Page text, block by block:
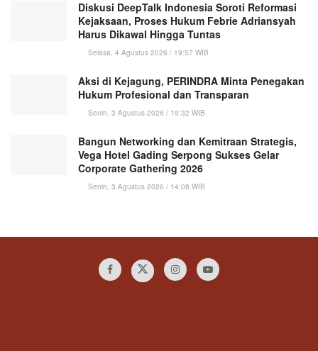
Diskusi DeepTalk Indonesia Soroti Reformasi
Kejaksaan, Proses Hukum Febrie Adriansyah
Harus Dikawal Hingga Tuntas
Selasa, 4 Agustus 2026 / 19:57 WIB
Aksi di Kejagung, PERINDRA Minta Penegakan
Hukum Profesional dan Transparan
Senin, 3 Agustus 2026 / 19:32 WIB
Bangun Networking dan Kemitraan Strategis,
Vega Hotel Gading Serpong Sukses Gelar
Corporate Gathering 2026
Senin, 3 Agustus 2026 / 14:08 WIB